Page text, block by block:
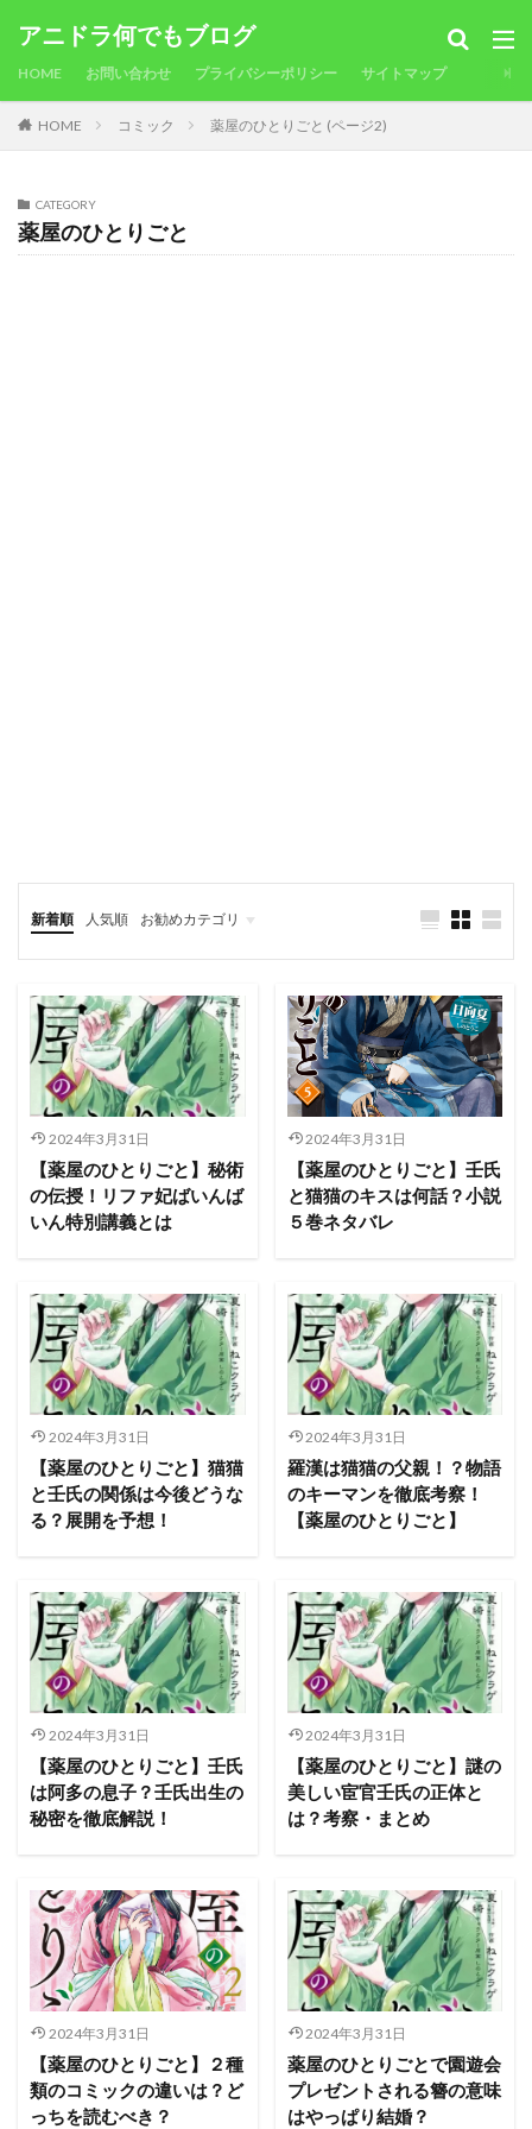
アニドラ何でもブログ
HOME お問い合わせ プライバシーポリシー サイトマップ
HOME コミック 薬屋のひとりごと (ページ2)
CATEGORY
薬屋のひとりごと
新着順 人気順 お勧めカテゴリ
2024年3月31日
【薬屋のひとりごと】秘術
の伝授！リファ妃ばいんば
いん特別講義とは
2024年3月31日
【薬屋のひとりごと】壬氏
と猫猫のキスは何話？小説
５巻ネタバレ
2024年3月31日
【薬屋のひとりごと】猫猫
と壬氏の関係は今後どうな
る？展開を予想！
2024年3月31日
羅漢は猫猫の父親！？物語
のキーマンを徹底考察！
【薬屋のひとりごと】
2024年3月31日
【薬屋のひとりごと】壬氏
は阿多の息子？壬氏出生の
秘密を徹底解説！
2024年3月31日
【薬屋のひとりごと】謎の
美しい宦官壬氏の正体と
は？考察・まとめ
2024年3月31日
【薬屋のひとりごと】２種
類のコミックの違いは？ど
っちを読むべき？
2024年3月31日
薬屋のひとりごとで園遊会
プレゼントされる簪の意味
はやっぱり結婚？